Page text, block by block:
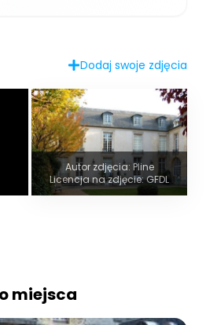
Dodaj swoje zdjęcia
Autor zdjęcia: Pline
Licencja na zdjęcie: GFDL
miejsca